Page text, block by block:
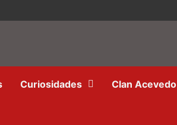
Curiosidades Clan Acevedo